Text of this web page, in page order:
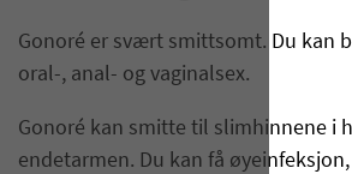
Gonoré er svært smittsomt. Du kan
oral-, anal- og vaginalsex.
Gonoré kan smitte til slimhinnene i
endetarmen. Du kan få